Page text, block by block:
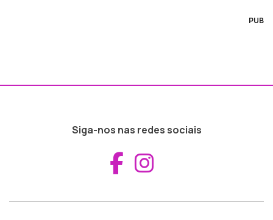
PUB
Siga-nos nas redes sociais
Aceder ao